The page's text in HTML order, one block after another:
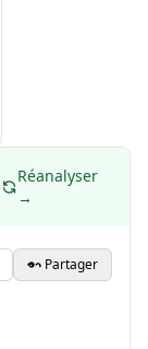
Réanalyser
→
Partager